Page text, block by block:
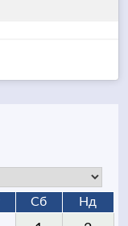
Сб Нд